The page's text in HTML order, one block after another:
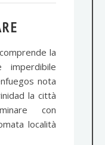
la
nota
la città
con
località